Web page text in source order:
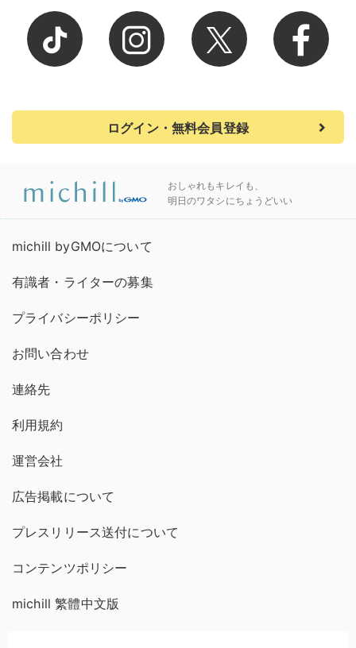
ログイン・無料会員登録
おしゃれもキレイも、
明日のワタシにちょうどいい
michill byGMOについて
有識者・ライターの募集
プライバシーポリシー
お問い合わせ
連絡先
利用規約
運営会社
広告掲載について
プレスリリース送付について
コンテンツポリシー
michill 繁體中文版